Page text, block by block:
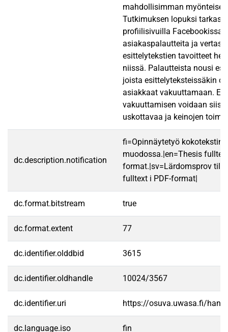
mahdollisimman
Tutkimuksen lopuksi
profiilisivuilla Facebookissa
asiakaspalautteita ja
esittelytekstien tavoitteet
niissä. Palautteista nousi
joista esittelyteksteissäkin
asiakkaat vakuuttamaan.
vakuuttamisen voidaan siis
uskottavaa ja keinojen
dc.description.notification
fi=Opinnäytetyö kokotekstinä
muodossa.|en=Thesis
format.|sv=Lärdomsprov
fulltext i PDF-format|
dc.format.bitstream true
dc.format.extent 77
dc.identifier.olddbid 3615
dc.identifier.oldhandle 10024/3567
dc.identifier.uri https://osuva.uwasa.fi/
dc.language.iso fin